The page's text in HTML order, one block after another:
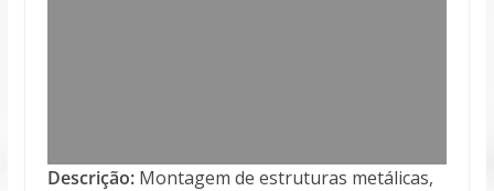
Descrição: Montagem de estruturas metálicas,